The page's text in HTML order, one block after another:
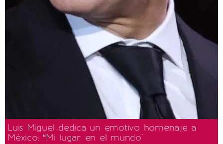
Luis Miguel dedica un emotivo homenaje a
México: “Mi lugar en el mundo"